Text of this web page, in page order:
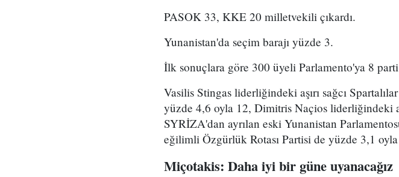
PASOK 33, KKE 20 milletvekili çıkardı.
Yunanistan'da seçim barajı yüzde 3.
İlk sonuçlara göre 300 üyeli Parlamento'ya 8
Vasilis Stingas liderliğindeki aşırı sağcı
yüzde 4,6 oyla 12, Dimitris Naçios liderliğindeki
SYRİZA'dan ayrılan eski Yunanistan
eğilimli Özgürlük Rotası Partisi de yüzde 3,1
Miçotakis: Daha iyi bir güne uyanacağız